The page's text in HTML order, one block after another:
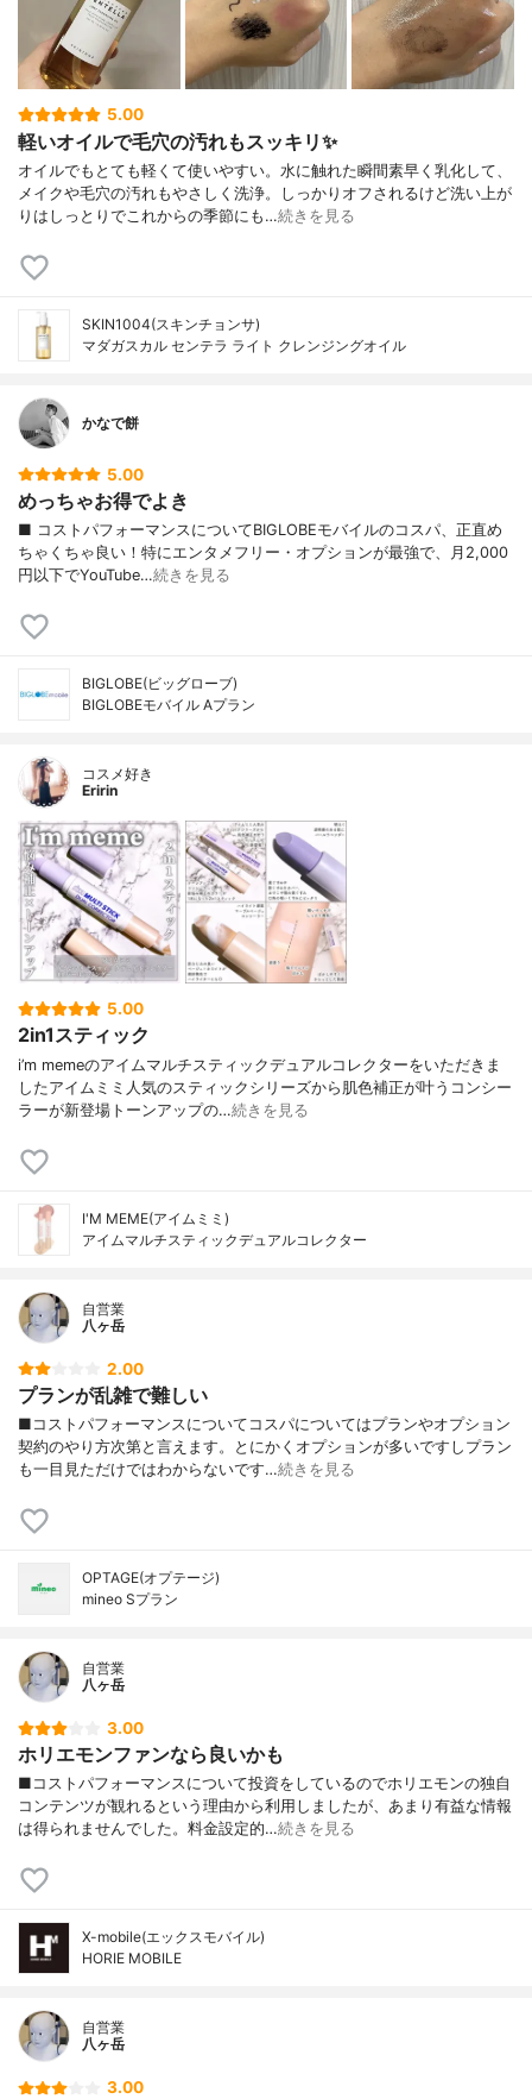
5.00
軽いオイルで毛穴の汚れもスッキリ✨
オイルでもとても軽くて使いやすい。水に触れた瞬間素早く乳化して、
メイクや毛穴の汚れもやさしく洗浄。しっかりオフされるけど洗い上が
りはしっとりでこれからの季節にも…続きを見る
SKIN1004(スキンチョンサ)
マダガスカル センテラ ライト クレンジングオイル
かなで餅
5.00
めっちゃお得でよき
■ コストパフォーマンスについてBIGLOBEモバイルのコスパ、正直め
ちゃくちゃ良い！特にエンタメフリー・オプションが最強で、月2,000
円以下でYouTube…続きを見る
BIGLOBE(ビッグローブ)
BIGLOBEモバイル Aプラン
コスメ好き
Eririn
5.00
2in1スティック
i’m memeのアイムマルチスティックデュアルコレクターをいただきま
したアイムミミ人気のスティックシリーズから肌色補正が叶うコンシー
ラーが新登場トーンアップの…続きを見る
I'M MEME(アイムミミ)
アイムマルチスティックデュアルコレクター
自営業
八ヶ岳
2.00
プランが乱雑で難しい
■コストパフォーマンスについてコスパについてはプランやオプション
契約のやり方次第と言えます。とにかくオプションが多いですしプラン
も一目見ただけではわからないです…続きを見る
OPTAGE(オプテージ)
mineo Sプラン
自営業
八ヶ岳
3.00
ホリエモンファンなら良いかも
■コストパフォーマンスについて投資をしているのでホリエモンの独自
コンテンツが観れるという理由から利用しましたが、あまり有益な情報
は得られませんでした。料金設定的…続きを見る
X-mobile(エックスモバイル)
HORIE MOBILE
自営業
八ヶ岳
3.00